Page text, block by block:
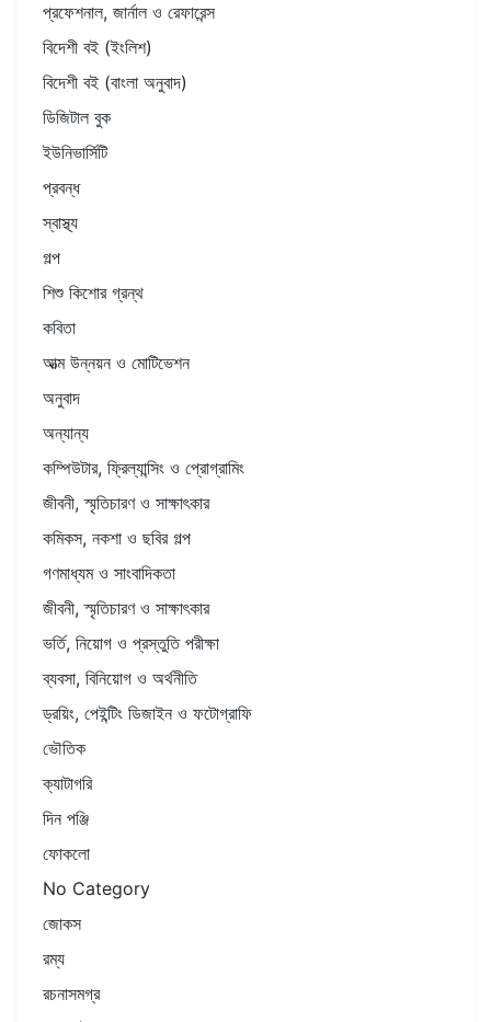
প্রফেশনাল, জার্নাল ও রেফারেন্স
বিদেশী বই (ইংলিশ)
বিদেশী বই (বাংলা অনুবাদ)
ডিজিটাল বুক
ইউনিভার্সিটি
প্রবন্ধ
স্বাস্থ্য
গল্প
শিশু কিশোর গ্রন্থ
কবিতা
আত্ম উন্নয়ন ও মোটিভেশন
অনুবাদ
অন্যান্য
কম্পিউটার, ফ্রিল্যান্সিং ও প্রোগ্রামিং
জীবনী, স্মৃতিচারণ ও সাক্ষাৎকার
কমিকস, নকশা ও ছবির গল্প
গণমাধ্যম ও সাংবাদিকতা
জীবনী, স্মৃতিচারণ ও সাক্ষাৎকার
ভর্তি, নিয়োগ ও প্রস্তুতি পরীক্ষা
ব্যবসা, বিনিয়োগ ও অর্থনীতি
ড্রয়িং, পেইন্টিং ডিজাইন ও ফটোগ্রাফি
ভৌতিক
ক্যাটাগরি
দিন পঞ্জি
ফোকলো
No Category
জোকস
রম্য
রচনাসমগ্র